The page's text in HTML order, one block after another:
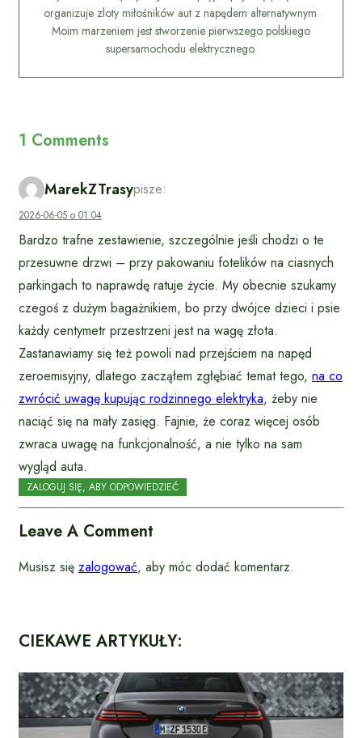
organizuje zloty miłośników aut z napędem alternatywnym.
Moim marzeniem jest stworzenie pierwszego polskiego
supersamochodu elektrycznego.
1 Comments
MarekZTrasypisze:
2026-06-05 o 01:04
Bardzo trafne zestawienie, szczególnie jeśli chodzi o te
przesuwne drzwi – przy pakowaniu fotelików na ciasnych
parkingach to naprawdę ratuje życie. My obecnie szukamy
czegoś z dużym bagażnikiem, bo przy dwójce dzieci i psie
każdy centymetr przestrzeni jest na wagę złota.
Zastanawiamy się też powoli nad przejściem na napęd
zeroemisyjny, dlatego zacząłem zgłębiać temat tego, na co
zwrócić uwagę kupując rodzinnego elektryka, żeby nie
naciąć się na mały zasięg. Fajnie, że coraz więcej osób
zwraca uwagę na funkcjonalność, a nie tylko na sam
wygląd auta.
ZALOGUJ SIĘ, ABY ODPOWIEDZIEĆ
Leave A Comment
Musisz się zalogować, aby móc dodać komentarz.
CIEKAWE ARTYKUŁY: